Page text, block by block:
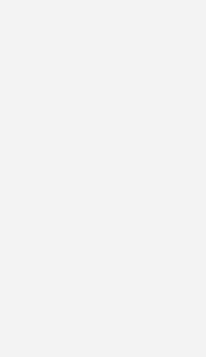
Berichte auf Anfrage nicht komplett
der Behörde vor, der auf der im EEG
alle drei Jahre beruhe, sagte ein
Teil des vom
Verfahrens, an dem
die Verbände beteiligt würden.
die Verlagerung des Ausbaugebiets,
der Evaluation der aktuellen
Wie das Verfahren ausgehe
zugebaut werden dürften, sei derzeit
vom
786 MW angesichts der
Erreichen der Klimaziele.